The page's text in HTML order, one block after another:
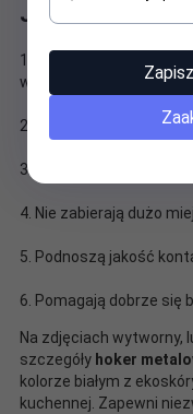
Jakie są zalety
1. Łatwo je dopasujesz
wnętrza.
2. Tworzą
3. Są bardzo komfortowe.
4. Nie zabierają dużo
5. Podnoszą jakość
6. Pomagają dobrze się
Na zdjęciach wytworny,
szczegóły hoker
kolorze białym z
kuchennej. Zapewni